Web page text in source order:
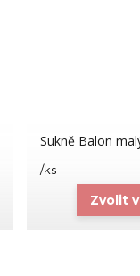
Sukně Balon
/ks
Zvolit